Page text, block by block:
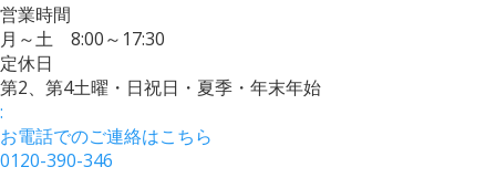
営業時間
月～土 8:00～17:30
定休日
第2、第4土曜・日祝日・夏季・年末年始
:
お電話でのご連絡はこちら
0120-390-346